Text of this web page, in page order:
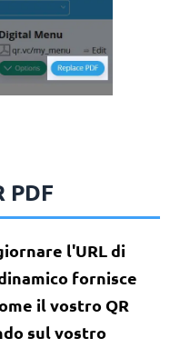
PDF
l'URL di
fornisce
il vostro QR
sul vostro